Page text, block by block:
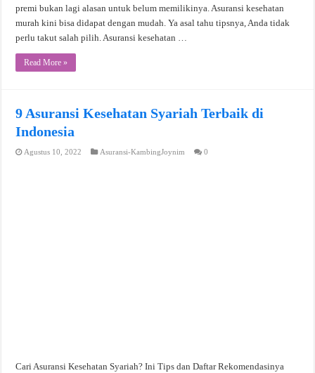
premi bukan lagi alasan untuk belum memilikinya. Asuransi kesehatan
murah kini bisa didapat dengan mudah. Ya asal tahu tipsnya, Anda tidak
perlu takut salah pilih. Asuransi kesehatan …
Read More »
9 Asuransi Kesehatan Syariah Terbaik di
Indonesia
Agustus 10, 2022 Asuransi-KambingJoynim 0
Cari Asuransi Kesehatan Syariah? Ini Tips dan Daftar Rekomendasinya